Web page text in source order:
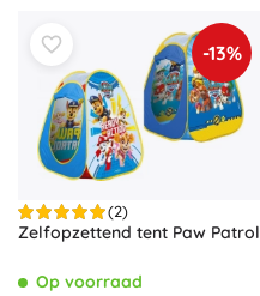
-13%
(2)
Zelfopzettend tent Paw Patrol
Op voorraad